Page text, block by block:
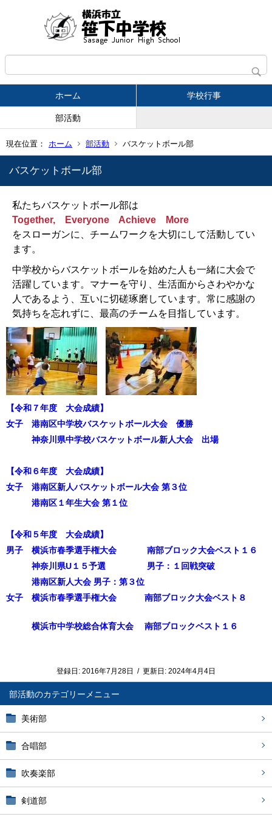
ホーム 学校行事
部活動
現在位置： ホーム 部活動 バスケットボール部
部活動
美術部
合唱部
吹奏楽部
剣道部
バスケットボール部
私たちバスケットボール部は
Together,
Everyone Achieve
More
をスローガンに、チームワークを大切にして活動してい
ます。
中学校からバスケットボールを始めた人も一緒に大会で
活躍しています。マナーを守り、生活面からさわやかな
人であるよう、互いに切磋琢磨しています。常に感謝の
気持ちを忘れずに、最高のチームを目指しています。
【令和７年度 大会成績】
女子 港南区中学校バスケットボール大会 優勝
神奈川県中学校バスケットボール新人大会 出場
【令和６年度 大会成績】
女子 港南区新人バスケットボール大会 第３位
港南区１年生大会 第１位
【令和５年度 大会成績】
男子 横浜市春季選手権大会 南部ブロック大会ベスト１６
神奈川県U１５予選 男子：１回戦突破
港南区新人大会 男子：第３位
女子 横浜市春季選手権大会 南部ブロック大会ベスト８
横浜市中学校総合体育大会 南部ブロックベスト１６
登録日: 2016年7月28日 / 更新日: 2024年4月4日